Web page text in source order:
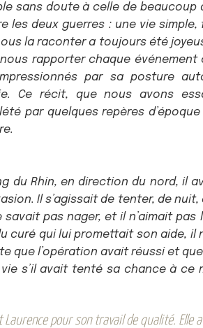
sans doute à celle de beaucoup
les deux guerres : une vie
la raconter a toujours été
rapporter chaque événement
par sa posture
Ce récit, que nous avons
par quelques repères
du Rhin, en direction du nord, il
Il s’agissait de tenter, de
pas nager, et il n’aimait pas
curé qui lui promettait son aide, il
que l’opération avait réussi et
s’il avait tenté sa chance à ce
pour son travail de qualité.